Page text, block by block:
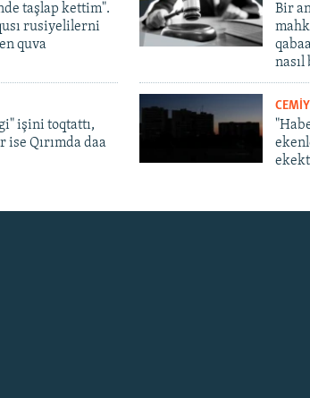
taşlap kettim".
rusiyelilerni
quva
Bir
nasıl
işini toqtattı,
Qırımda daa